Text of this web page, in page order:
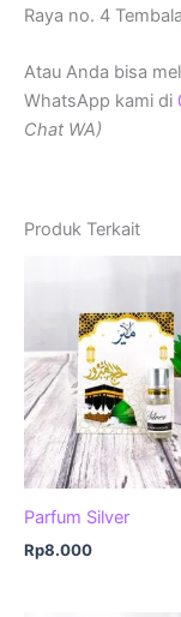
Raya no. 4
Atau Anda bisa
WhatsApp kami di
Chat WA)
Produk Terkait
Parfum Silver
Rp8.000